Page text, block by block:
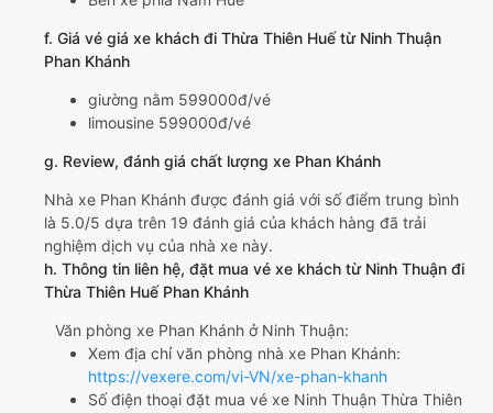
f. Giá vé giá xe khách đi Thừa Thiên Huế từ Ninh Thuận
Phan Khánh
giường nằm 599000đ/vé
limousine 599000đ/vé
g. Review, đánh giá chất lượng xe Phan Khánh
Nhà xe Phan Khánh được đánh giá với số điểm trung bình
là 5.0/5 dựa trên 19 đánh giá của khách hàng đã trải
nghiệm dịch vụ của nhà xe này.
h. Thông tin liên hệ, đặt mua vé xe khách từ Ninh Thuận đi
Thừa Thiên Huế Phan Khánh
Văn phòng xe Phan Khánh ở Ninh Thuận:
Xem địa chỉ văn phòng nhà xe Phan Khánh:
https://vexere.com/vi-VN/xe-phan-khanh
Số điện thoại đặt mua vé xe Ninh Thuận Thừa Thiên